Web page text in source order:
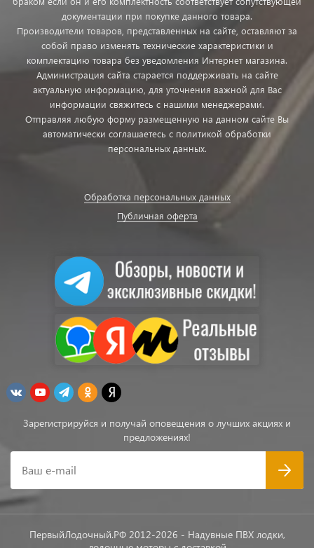
документации при покупке данного товара.
Производители товаров, представленных на сайте, оставляют за
собой право изменять технические характеристики и
комплектацию товара без уведомления Интернет магазина.
Администрация сайта старается поддерживать на сайте
актуальную информацию, для уточнения важной для Вас
информации свяжитесь с нашими менеджерами.
Отправляя любую форму размещенную на данном сайте Вы
автоматически соглашаетесь с политикой обработки
персональных данных.
Обработка персональных данных
Публичная оферта
Зарегистрируйся и получай оповещения о лучших акциях и
предложениях!
Ваш e-mail
ПервыйЛодочный.РФ 2012-2026 - Надувные ПВХ лодки,